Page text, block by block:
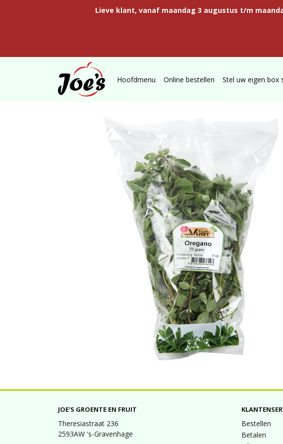
Lieve klant, vanaf maandag 3 augustus t/m
Hoofdmenu Online bestellen Stel uw eigen box
JOE'S GROENTE EN FRUIT
Theresiastraat 236
2593AW 's-Gravenhage
Bestellen
Betalen